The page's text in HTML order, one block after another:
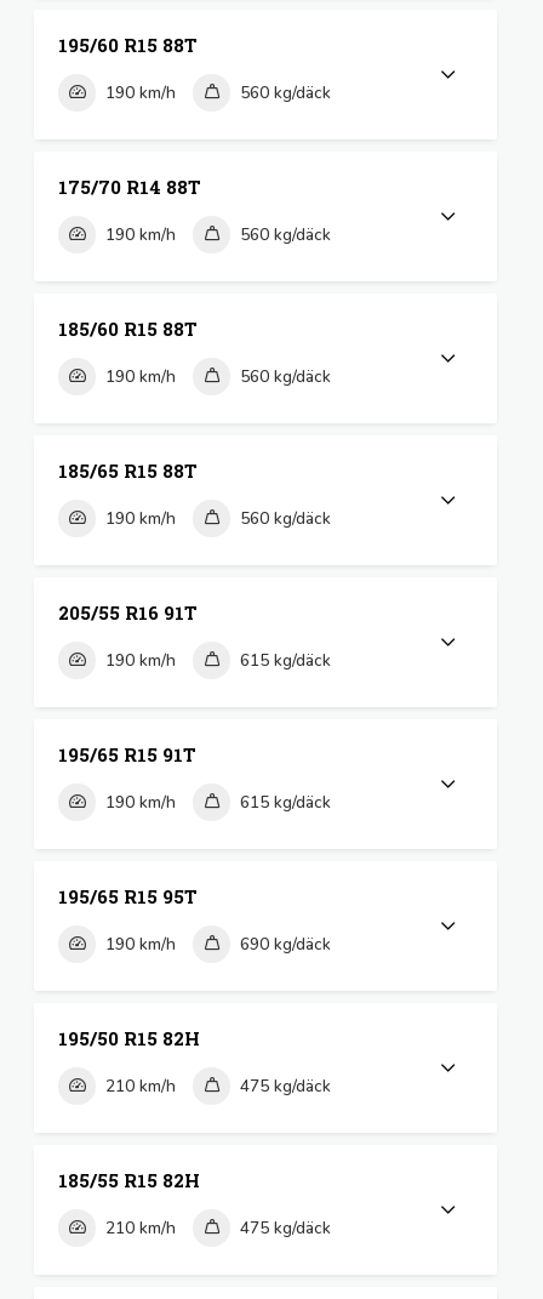
195/60 R15 88T
190 km/h 560 kg/däck
175/70 R14 88T
190 km/h 560 kg/däck
185/60 R15 88T
190 km/h 560 kg/däck
185/65 R15 88T
190 km/h 560 kg/däck
205/55 R16 91T
190 km/h 615 kg/däck
195/65 R15 91T
190 km/h 615 kg/däck
195/65 R15 95T
190 km/h 690 kg/däck
195/50 R15 82H
210 km/h 475 kg/däck
185/55 R15 82H
210 km/h 475 kg/däck